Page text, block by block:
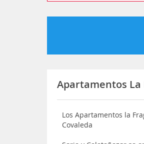
Apartamentos La
Los Apartamentos la
Covaleda